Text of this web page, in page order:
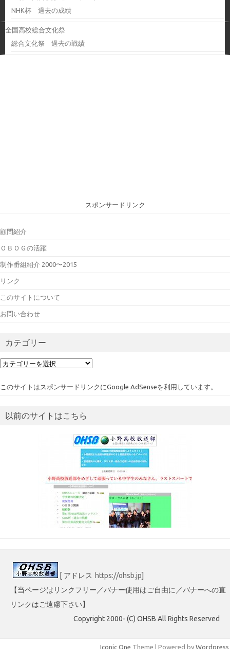
NHK杯 過去の成績
全国高校総合文化祭
総合文化祭 過去の戦績
スポンサードリンク
顧問紹介
ＯＢＯＧの活躍
制作番組紹介 2000〜2015
リンク
このサイトについて
お問い合わせ
カテゴリー
カ
リ
このサイトはスポンサードリンクにGoogle AdSenseを利用しています。
以前のサイトはこちら
[ アドレス https://ohsb.jp]
【当ページはリンクフリー／バナー使用はご自由に／バナーへの直
リンクはご遠慮下さい】
Copyright 2000- (C) OHSB All Rights Reserved
Iconic One Theme | Powered by Wordpress